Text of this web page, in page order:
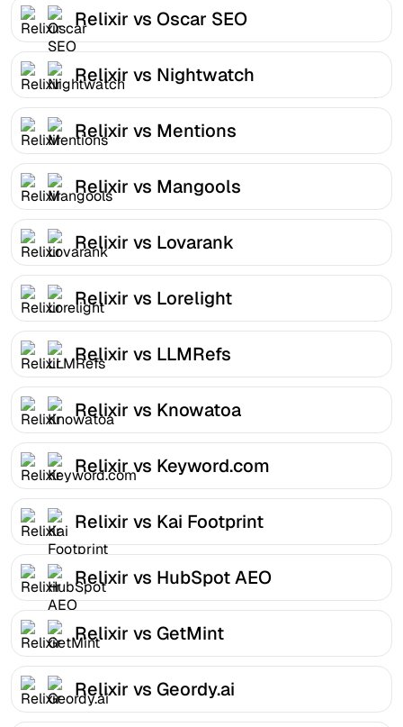
Relixir vs Oscar SEO
Relixir vs Nightwatch
Relixir vs Mentions
Relixir vs Mangools
Relixir vs Lovarank
Relixir vs Lorelight
Relixir vs LLMRefs
Relixir vs Knowatoa
Relixir vs Keyword.com
Relixir vs Kai Footprint
Relixir vs HubSpot AEO
Relixir vs GetMint
Relixir vs Geordy.ai